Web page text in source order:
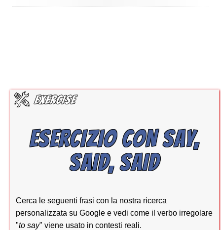
ESERCIZIO CON SAY,
SAID, SAID
Cerca le seguenti frasi con la nostra ricerca
personalizzata su Google e vedi come il verbo irregolare
"to say" viene usato in contesti reali.